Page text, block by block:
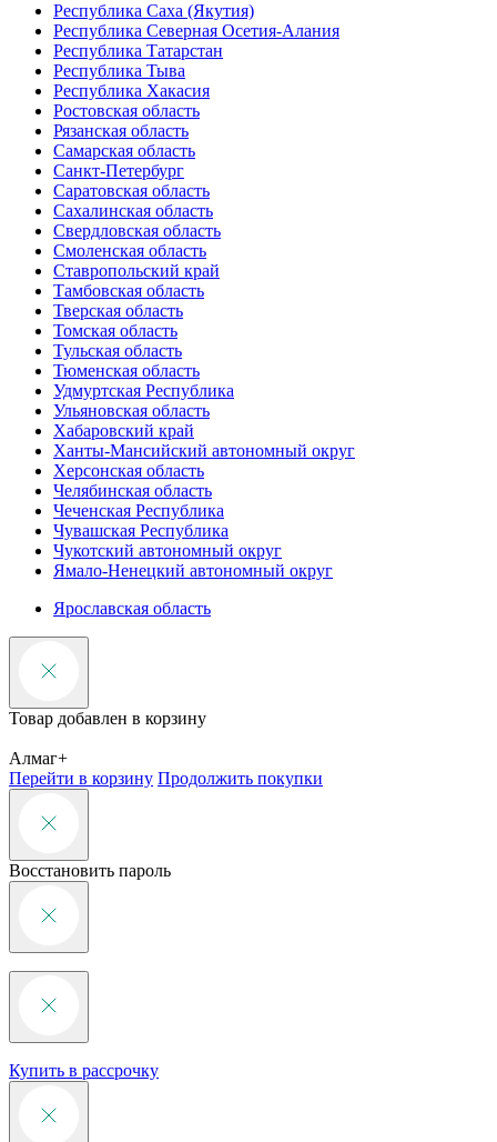
Республика Саха (Якутия)
Республика Северная Осетия-Алания
Республика Татарстан
Республика Тыва
Республика Хакасия
Ростовская область
Рязанская область
Самарская область
Санкт-Петербург
Саратовская область
Сахалинская область
Свердловская область
Смоленская область
Ставропольский край
Тамбовская область
Тверская область
Томская область
Тульская область
Тюменская область
Удмуртская Республика
Ульяновская область
Хабаровский край
Ханты-Мансийский автономный округ
Херсонская область
Челябинская область
Чеченская Республика
Чувашская Республика
Чукотский автономный округ
Ямало-Ненецкий автономный округ
Ярославская область
Товар добавлен в корзину
Алмаг+
Перейти в корзину Продолжить покупки
Восстановить пароль
Купить в рассрочку